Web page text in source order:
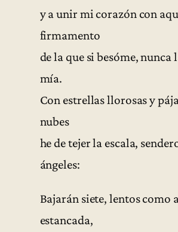
y a unir mi corazón con
firmamento
de la que si besóme, nunca
mía.
Con estrellas llorosas y
nubes
he de tejer la escala,
ángeles:
Bajarán siete, lentos como
estancada,